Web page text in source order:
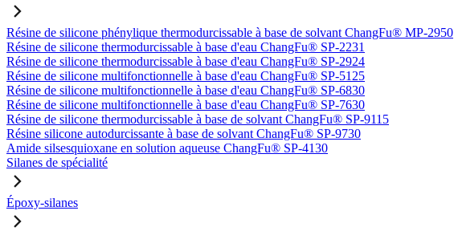
Résine de silicone phénylique thermodurcissable à base de solvant ChangFu® MP-2950
Résine de silicone thermodurcissable à base d'eau ChangFu® SP-2231
Résine de silicone thermodurcissable à base d'eau ChangFu® SP-2924
Résine de silicone multifonctionnelle à base d'eau ChangFu® SP-5125
Résine de silicone multifonctionnelle à base d'eau ChangFu® SP-6830
Résine de silicone multifonctionnelle à base d'eau ChangFu® SP-7630
Résine de silicone thermodurcissable à base de solvant ChangFu® SP-9115
Résine silicone autodurcissante à base de solvant ChangFu® SP-9730
Amide silsesquioxane en solution aqueuse ChangFu® SP-4130
Silanes de spécialité
Époxy-silanes